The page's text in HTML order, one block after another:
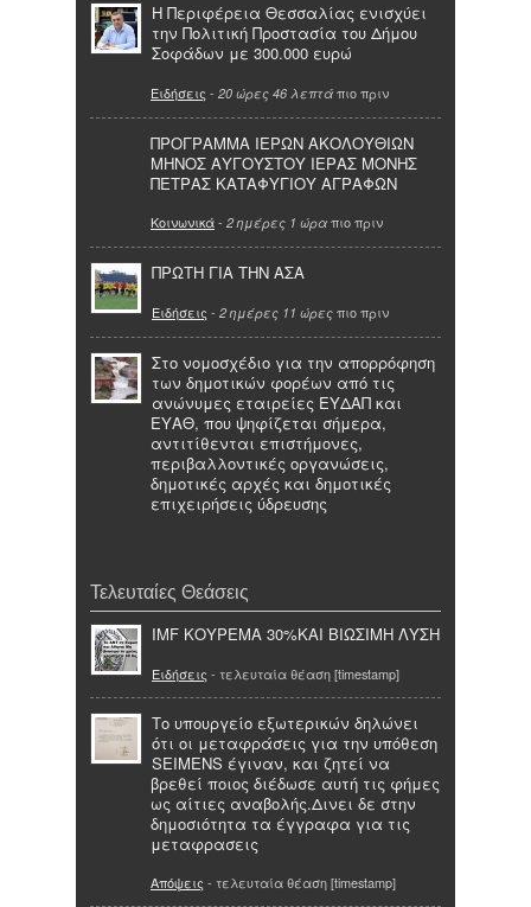
Η Περιφέρεια Θεσσαλίας ενισχύει
την Πολιτική Προστασία του Δήμου
Σοφάδων με 300.000 ευρώ
Ειδήσεις - 20 ώρες 46 λεπτά πιο πριν
ΠΡΟΓΡΑΜΜΑ ΙΕΡΩΝ ΑΚΟΛΟΥΘΙΩΝ
ΜΗΝΟΣ ΑΥΓΟΥΣΤΟΥ ΙΕΡΑΣ ΜΟΝΗΣ
ΠΕΤΡΑΣ ΚΑΤΑΦΥΓΙΟΥ ΑΓΡΑΦΩΝ
Κοινωνικά- 2 ημέρες 1 ώρα πιο πριν
ΠΡΩΤΗ ΓΙΑ ΤΗΝ ΑΣΑ
Ειδήσεις - 2 ημέρες 11 ώρες πιο πριν
Στο νομοσχέδιο για την απορρόφηση
των δημοτικών φορέων από τις
ανώνυμες εταιρείες ΕΥΔΑΠ και
ΕΥΑΘ, που ψηφίζεται σήμερα,
αντιτίθενται επιστήμονες,
περιβαλλοντικές οργανώσεις,
δημοτικές αρχές και δημοτικές
επιχειρήσεις ύδρευσης
Τελευταίες Θεάσεις
IMF ΚΟΥΡΕΜΑ 30%ΚΑΙ ΒΙΩΣΙΜΗ ΛΥΣΗ
Ειδήσεις - τελευταία θέαση [timestamp]
Το υπουργείο εξωτερικών δηλώνει
ότι οι μεταφράσεις για την υπόθεση
SEIMENS έγιναν, και ζητεί να
βρεθεί ποιος διέδωσε αυτή τις φήμες
ως αίτιες αναβολής.Δινει δε στην
δημοσιότητα τα έγγραφα για τις
μεταφρασεις
Απόψεις - τελευταία θέαση [timestamp]